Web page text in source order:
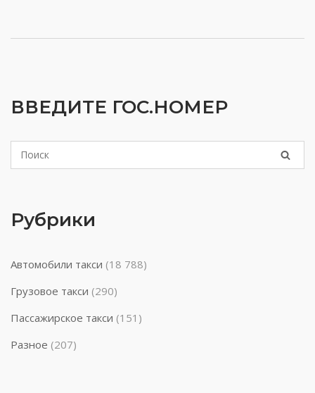
ВВЕДИТЕ ГОС.НОМЕР
Рубрики
Автомобили такси (18 788)
Грузовое такси (290)
Пассажирское такси (151)
Разное (207)